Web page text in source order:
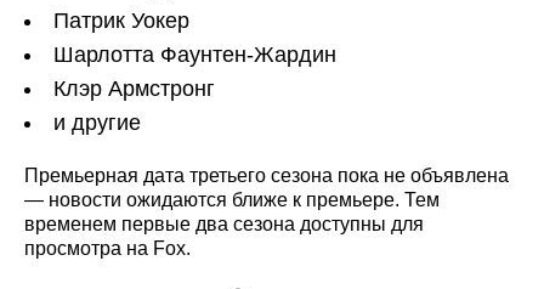
Патрик Уокер
Шарлотта Фаунтен-Жардин
Клэр Армстронг
и другие
Премьерная дата третьего сезона пока не объявлена
— новости ожидаются ближе к премьере. Тем
временем первые два сезона доступны для
просмотра на Fox.